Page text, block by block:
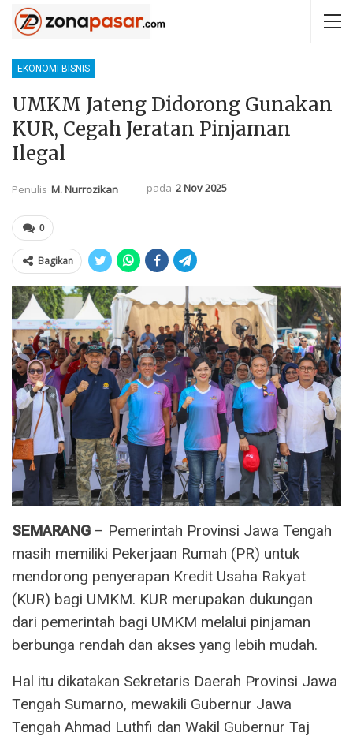
EKONOMI BISNIS
UMKM Jateng Didorong Gunakan
KUR, Cegah Jeratan Pinjaman
Ilegal
Penulis M. Nurrozikan pada 2 Nov 2025
0
Bagikan
SEMARANG – Pemerintah Provinsi Jawa Tengah
masih memiliki Pekerjaan Rumah (PR) untuk
mendorong penyerapan Kredit Usaha Rakyat
(KUR) bagi UMKM. KUR merupakan dukungan
dari pemerintah bagi UMKM melalui pinjaman
berbunga rendah dan akses yang lebih mudah.
Hal itu dikatakan Sekretaris Daerah Provinsi Jawa
Tengah Sumarno, mewakili Gubernur Jawa
Tengah Ahmad Luthfi dan Wakil Gubernur Taj